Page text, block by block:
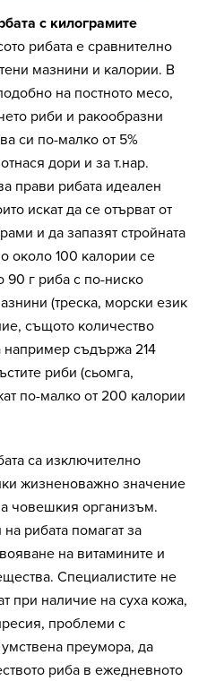
с килограмите
рибата е сравнително
мазнини и калории. В
на постното месо,
риби и ракообразни
си по-малко от 5%
дори и за т.нар.
прави рибата идеален
искат да се отърват от
и да запазят стройната
около 100 калории се
90 г риба с по-ниско
(треска, морски език
същото количество
съдържа 214
риби (сьомга,
по-малко от 200 калории
са изключително
жизненоважно значение
човешкия организъм.
рибата помагат за
на витамините и
Специалистите не
при наличие на суха кожа,
проблеми с
преумора, да
риба в ежедневното